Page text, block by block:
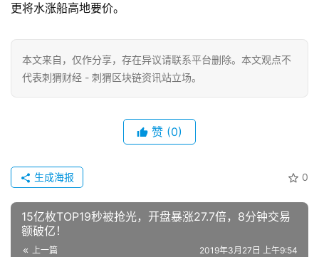
更将水涨船高地要价。
本文来自 ，仅作分享，存在异议请联系平台删除。本文观点不
代表刺猬财经 - 刺猬区块链资讯站立场。
赞 (0)
0
生成海报
15亿枚TOP19秒被抢光，开盘暴涨27.7倍，8分钟交易
额破亿！
上一篇 2019年3月27日 上午9:54